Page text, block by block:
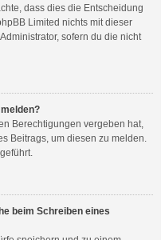
dass dies die Entscheidung
Limited nichts mit dieser
sofern du die nicht
Berechtigungen vergeben hat,
Beitrags, um diesen zu melden.
beim Schreiben eines